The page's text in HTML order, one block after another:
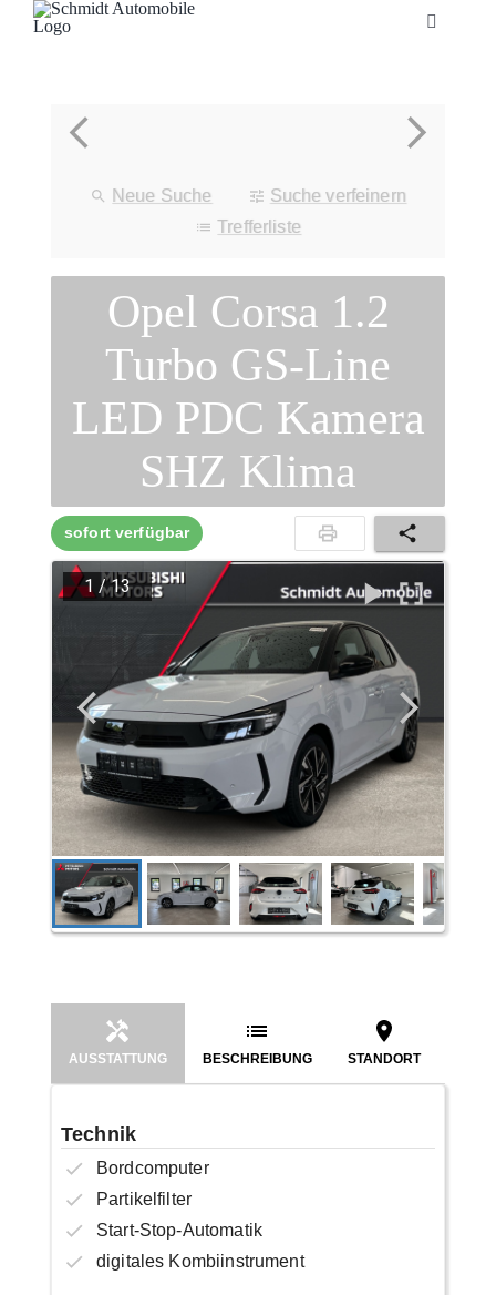
Toggle
Fahrzeuge
Neuheiten
Service
Neue Suche
Suche verfeinern
Trefferliste
Opel Corsa 1.2
Turbo GS-Line
LED PDC Kamera
SHZ Klima
sofort verfügbar
1 /13
AUSSTATTUNG BESCHREIBUNG STANDORT
Technik
Bordcomputer
Partikelfilter
Start-Stop-Automatik
digitales Kombiinstrument